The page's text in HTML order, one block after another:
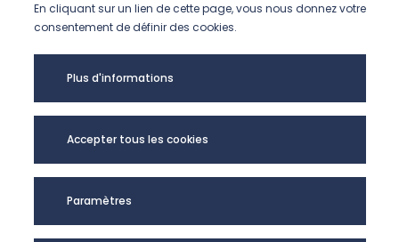
Université de
En cliquant sur un lien de cette page, vous nous donnez votre
consentement de définir des cookies.
Plus d'informations
Accepter tous les cookies
Paramètres